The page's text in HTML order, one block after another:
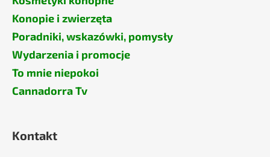
Konopie i zwierzęta
Poradniki, wskazówki, pomysły
Wydarzenia i promocje
To mnie niepokoi
Cannadorra Tv
Kontakt